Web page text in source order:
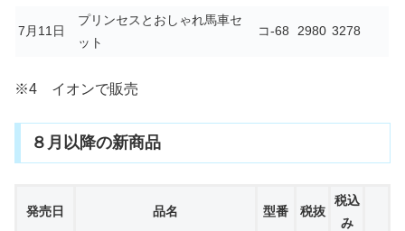
7月11日
プリンセスとおしゃれ馬車セ
ット
コ-68 2980 3278
※4 イオンで販売
８月以降の新商品
発売日 品名 型番 税抜
税込
み